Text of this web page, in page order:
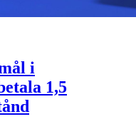
i
1,5